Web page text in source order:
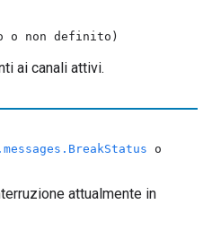
o non definito)
ai canali attivi.
o
attualmente in